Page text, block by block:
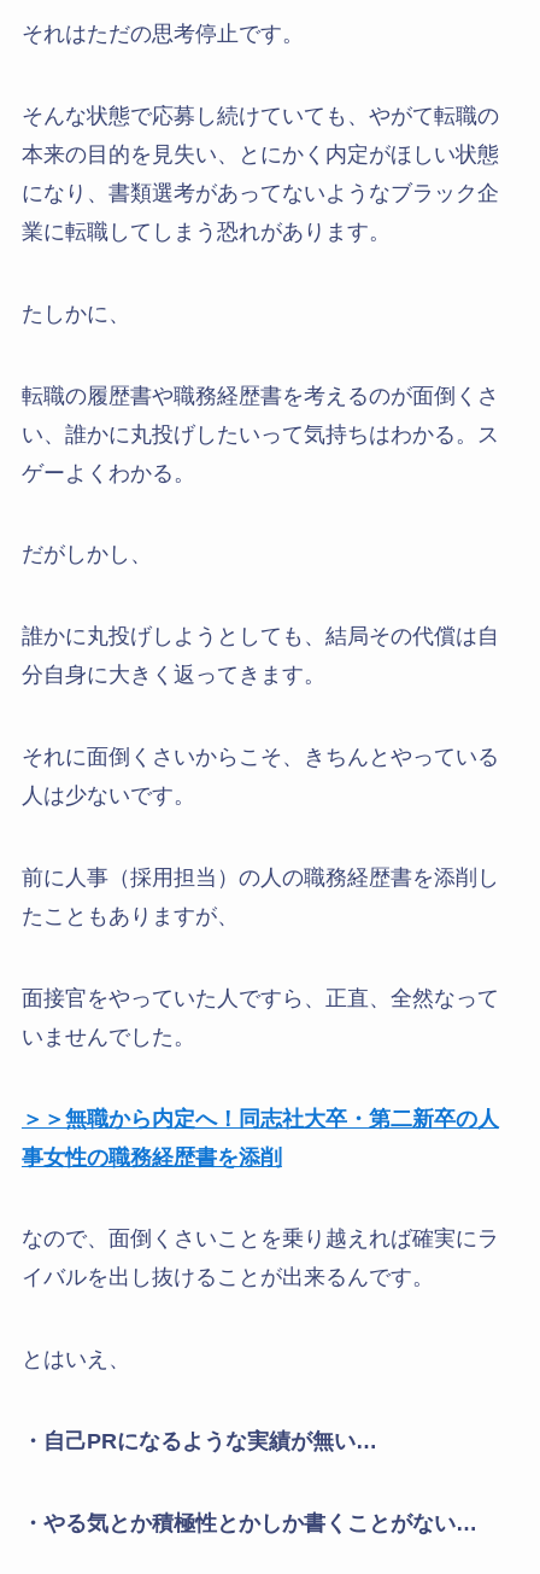
それはただの思考停止です。
そんな状態で応募し続けていても、やがて転職の
本来の目的を見失い、とにかく内定がほしい状態
になり、書類選考があってないようなブラック企
業に転職してしまう恐れがあります。
たしかに、
転職の履歴書や職務経歴書を考えるのが面倒くさ
い、誰かに丸投げしたいって気持ちはわかる。ス
ゲーよくわかる。
だがしかし、
誰かに丸投げしようとしても、結局その代償は自
分自身に大きく返ってきます。
それに面倒くさいからこそ、きちんとやっている
人は少ないです。
前に人事（採用担当）の人の職務経歴書を添削し
たこともありますが、
面接官をやっていた人ですら、正直、全然なって
いませんでした。
＞＞無職から内定へ！同志社大卒・第二新卒の人
事女性の職務経歴書を添削
なので、面倒くさいことを乗り越えれば確実にラ
イバルを出し抜けることが出来るんです。
とはいえ、
・自己PRになるような実績が無い…
・やる気とか積極性とかしか書くことがない…